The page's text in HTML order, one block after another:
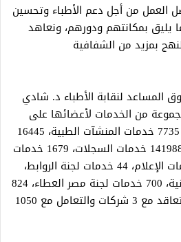
العمل من أجل دعم الأطباء وتحسين
يليق بمكانتهم ودورهم، ونعاهد
بمزيد من الشفافية
المساعد لنقابة الأطباء د. شادي
من الخدمات لأعضائها على
مدار 2024 موزعة كالتالي، 7735 خدمات المنشآت الطبية، 16445
خدمات اللجنة الاجتماعية، 141988 خدمات السجلات، 1679 خدمات
التعليم الطبي، 10000 خدمات الإعلام، 44 خدمات لجنة الروابط،
2587 خدمات الإدارة القانونية، 700 خدمات لجنة مصر العطاء، 824
خدمات لجنة الشكاوى، والتعاقد مع 3 شركات والتعامل مع 1050